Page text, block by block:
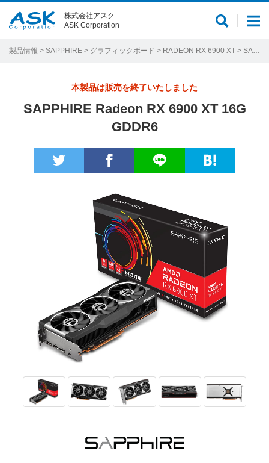
メ
ュ
サ
ト
株式会社アスク
ASK Corporation
製品情報 > SAPPHIRE > グラフィックボード > RADEON RX 6900 XT > SAPPHIRE Radeon RX 6900 XT 16G GDDR6
本製品は販売を終了いたしました
SAPPHIRE Radeon RX 6900 XT 16G
GDDR6